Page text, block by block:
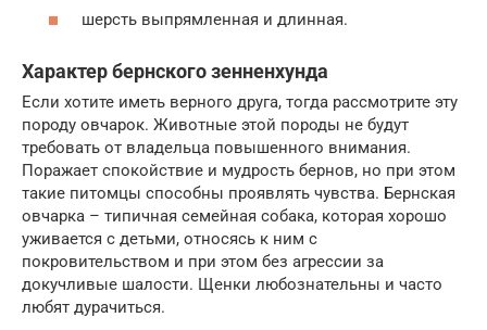
шерсть выпрямленная и длинная.
Характер бернского зенненхунда
Если хотите иметь верного друга, тогда рассмотрите эту
породу овчарок. Животные этой породы не будут
требовать от владельца повышенного внимания.
Поражает спокойствие и мудрость бернов, но при этом
такие питомцы способны проявлять чувства. Бернская
овчарка – типичная семейная собака, которая хорошо
уживается с детьми, относясь к ним с
покровительством и при этом без агрессии за
докучливые шалости. Щенки любознательны и часто
любят дурачиться.